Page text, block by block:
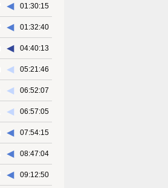
01:30:15
◀︎
01:32:40
◀︎
04:40:13
◀︎
05:21:46
◀︎
06:52:07
◀︎
06:57:05
◀︎
07:54:15
◀︎
08:47:04
◀︎
09:12:50
◀︎